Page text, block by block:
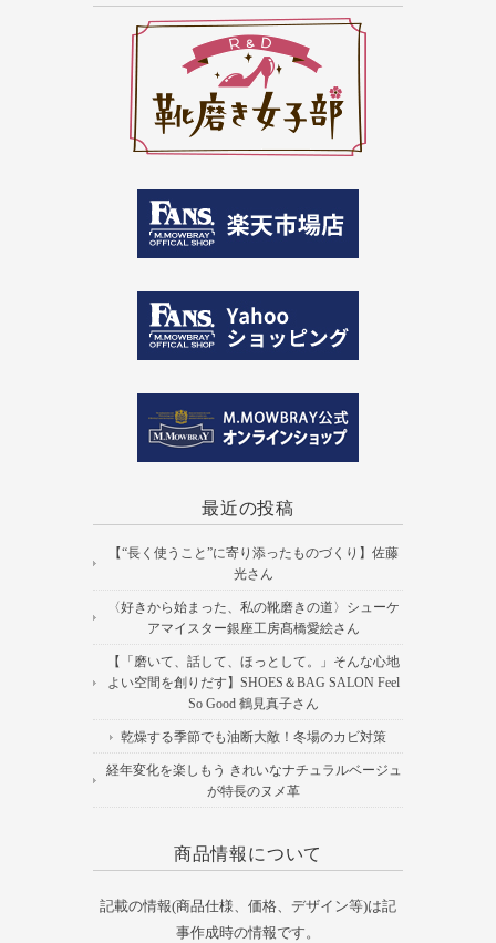
最近の投稿
【“長く使うこと”に寄り添ったものづくり】佐藤
光さん
〈好きから始まった、私の靴磨きの道〉シューケ
アマイスター銀座工房髙橋愛絵さん
【「磨いて、話して、ほっとして。」そんな心地
よい空間を創りだす】SHOES＆BAG SALON Feel
So Good 鶴見真子さん
乾燥する季節でも油断大敵！冬場のカビ対策
経年変化を楽しもう きれいなナチュラルベージュ
が特長のヌメ革
商品情報について
記載の情報(商品仕様、価格、デザイン等)は記
事作成時の情報です。